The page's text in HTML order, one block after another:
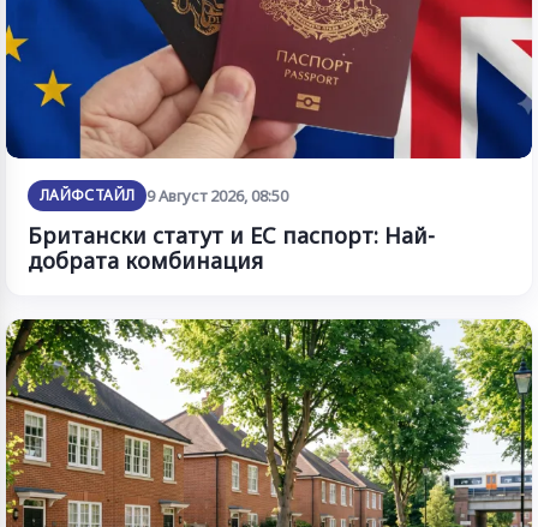
ЛАЙФСТАЙЛ 9 Август 2026, 08:50
Британски статут и ЕС паспорт: Най-
добрата комбинация